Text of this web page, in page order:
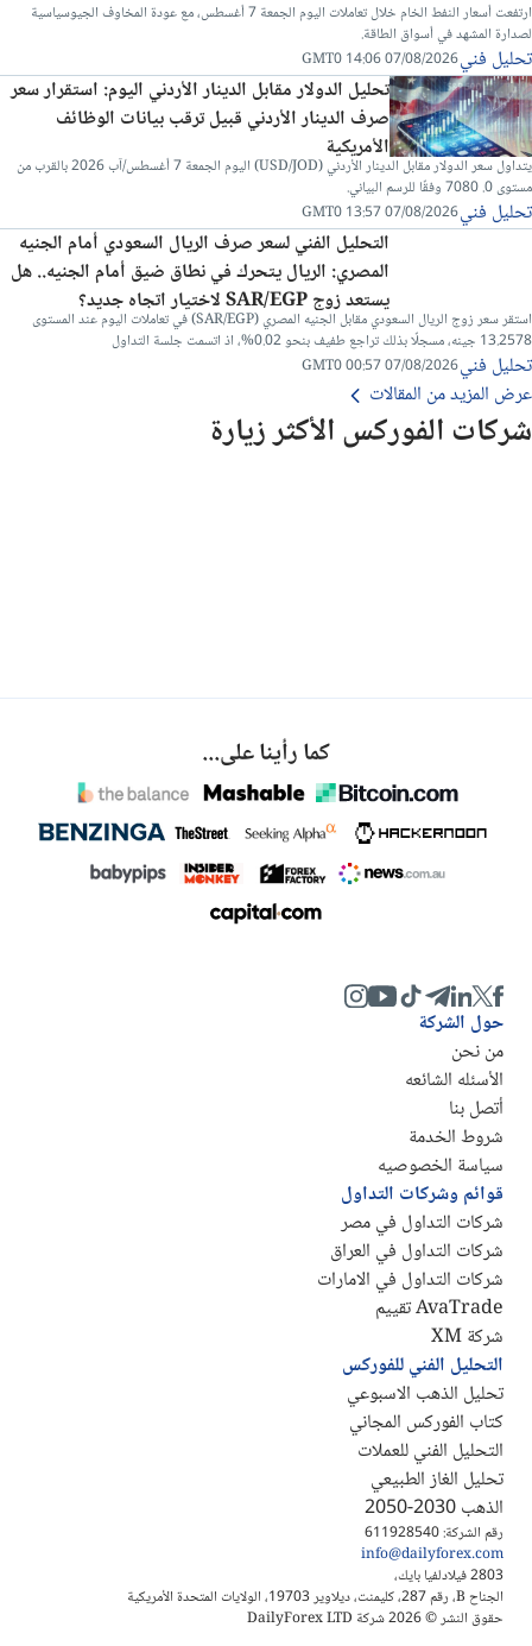
شركات الفوركس الأكثر زيارة
ارتفعت أسعار النفط الخام خلال تعاملات اليوم الجمعة 7 أغسطس، مع عودة المخاوف الجيوسياسية
لصدارة المشهد في أسواق الطاقة.
تحليل فني07/08/2026 14:06 GMT0
تحليل الدولار مقابل الدينار الأردني اليوم: استقرار سعر
صرف الدينار الأردني قبيل ترقب بيانات الوظائف
الأمريكية
يتداول سعر الدولار مقابل الدينار الأردني (USD/JOD) اليوم الجمعة 7 أغسطس/آب 2026 بالقرب من
مستوى 0. 7080 وفقًا للرسم البياني.
تحليل فني07/08/2026 13:57 GMT0
التحليل الفني لسعر صرف الريال السعودي أمام الجنيه
المصري: الريال يتحرك في نطاق ضيق أمام الجنيه.. هل
يستعد زوج SAR/EGP لاختيار اتجاه جديد؟
استقر سعر زوج الريال السعودي مقابل الجنيه المصري (SAR/EGP) في تعاملات اليوم عند المستوى
13.2578 جينه، مسجلًا بذلك تراجع طفيف بنحو 0.02%، اذ اتسمت جلسة التداول
تحليل فني07/08/2026 00:57 GMT0
عرض المزيد من المقالات
كما رأينا على...
رقم الشركة: 611928540
info@dailyforex.com
2803 فيلادلفيا بايك،
الجناح B، رقم 287، كليمنت، ديلاوير 19703، الولايات المتحدة الأمريكية
حقوق النشر © 2026 شركة DailyForex LTD
حول الشركة
من نحن
الأسئله الشائعه
أتصل بنا
شروط الخدمة
سياسة الخصوصيه
قوائم وشركات التداول
شركات التداول في مصر
شركات التداول في العراق
شركات التداول في الامارات
AvaTrade تقييم
شركة XM
التحليل الفني للفوركس
تحليل الذهب الاسبوعي
كتاب الفوركس المجاني
التحليل الفني للعملات
تحليل الغاز الطبيعي
الذهب 2030-2050